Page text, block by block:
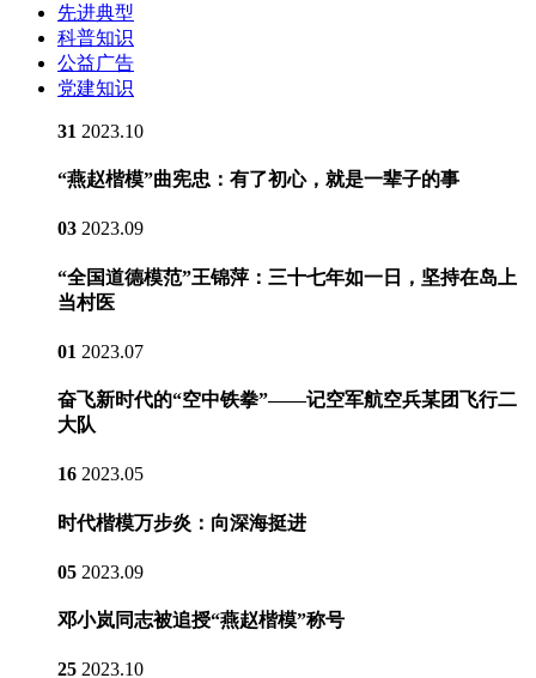
先进典型
科普知识
公益广告
党建知识
31 2023.10
“燕赵楷模”曲宪忠：有了初心，就是一辈子的事
03 2023.09
“全国道德模范”王锦萍：三十七年如一日，坚持在岛上
当村医
01 2023.07
奋飞新时代的“空中铁拳”——记空军航空兵某团飞行二
大队
16 2023.05
时代楷模万步炎：向深海挺进
05 2023.09
邓小岚同志被追授“燕赵楷模”称号
25 2023.10